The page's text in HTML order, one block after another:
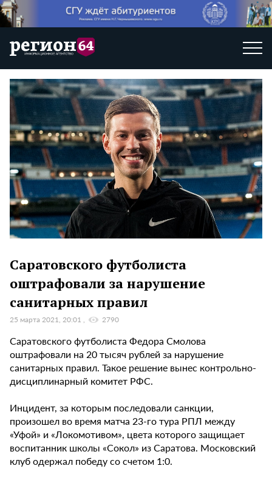
Саратовского футболиста
оштрафовали за нарушение
санитарных правил
25 марта 2021, 20:01 2790
Саратовского футболиста Федора Смолова
оштрафовали на 20 тысяч рублей за нарушение
санитарных правил. Такое решение вынес контрольно-
дисциплинарный комитет РФС.
Инцидент, за которым последовали санкции,
произошел во время матча 23-го тура РПЛ между
«Уфой» и «Локомотивом», цвета которого защищает
воспитанник школы «Сокол» из Саратова. Московский
клуб одержал победу со счетом 1:0.